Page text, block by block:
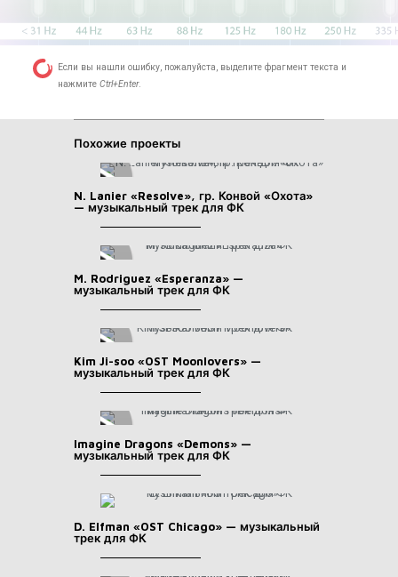
Если вы нашли ошибку, пожалуйста, выделите фрагмент текста и
нажмите Ctrl+Enter.
Похожие проекты
N. Lanier «Resolve», гр. Конвой «Охота»
— музыкальный трек для ФК
M. Rodriguez «Esperanza» —
музыкальный трек для ФК
Kim Ji-soo «OST Moonlovers» —
музыкальный трек для ФК
Imagine Dragons «Demons» —
музыкальный трек для ФК
D. Elfman «OST Chicago» — музыкальный
трек для ФК